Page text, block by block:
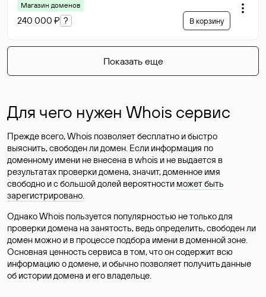
Магазин доменов
240 000 ₽ ? В корзину
Показать еще
Для чего нужен Whois сервис
Прежде всего, Whois позволяет бесплатно и быстро
выяснить, свободен ли домен. Если информация по
доменному имени не внесена в whois и не выдается в
результатах проверки домена, значит, доменное имя
свободно и с большой долей вероятности может быть
зарегистрировано.
Однако Whois пользуется популярностью не только для
проверки домена на занятость, ведь определить, свободен ли
домен можно и в процессе подбора имени в доменной зоне.
Основная ценность сервиса в том, что он содержит всю
информацию о домене, и обычно позволяет получить данные
об истории домена и его владельце.